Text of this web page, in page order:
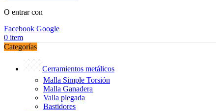
O entrar con
Facebook Google
0 item
Categorías
Cerramientos metálicos
Malla Simple Torsión
Malla Ganadera
Valla plegada
Bastidores